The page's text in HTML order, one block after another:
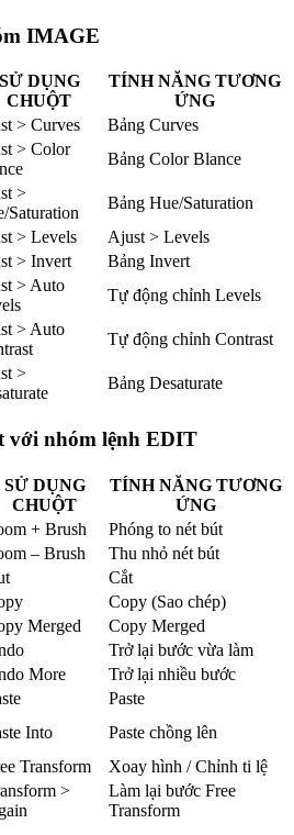
IMAGE
SỬ DỤNG
CHUỘT
TÍNH NĂNG TƯƠNG
ỨNG
> Curves
Bảng Curves
> Color
Bảng Color Blance
>
Saturation
Bảng Hue/Saturation
> Levels
Ajust > Levels
> Invert
Bảng Invert
> Auto
Tự động chỉnh Levels
> Auto
Tự động chỉnh Contrast
>
Bảng Desaturate
với nhóm lệnh EDIT
SỬ DỤNG
CHUỘT
TÍNH NĂNG TƯƠNG
ỨNG
+ Brush
Phóng to nét bút
– Brush
Thu nhỏ nét bút
Cắt
Copy (Sao chép)
Merged
Copy Merged
Trở lại bước vừa làm
More
Trở lại nhiều bước
Paste
Into
Paste chồng lên
Transform
Xoay hình / Chỉnh ti lệ
>
Làm lại bước Free
Transform